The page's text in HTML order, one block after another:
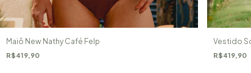
Maiô New Nathy Café Felp
R$419,90
Vestido
R$419,90